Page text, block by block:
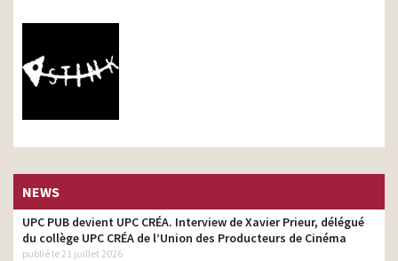
NEWS
UPC PUB devient UPC CRÉA. Interview de Xavier Prieur, délégué
du collège UPC CRÉA de l’Union des Producteurs de Cinéma
publié le 21 juillet 2026